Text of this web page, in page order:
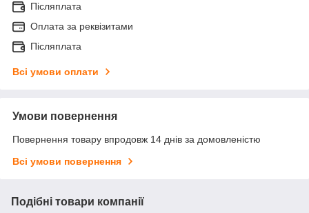
Післяплата
Оплата за реквізитами
Післяплата
Всі умови оплати
Умови повернення
Повернення товару впродовж 14 днів за домовленістю
Всі умови повернення
Подібні товари компанії